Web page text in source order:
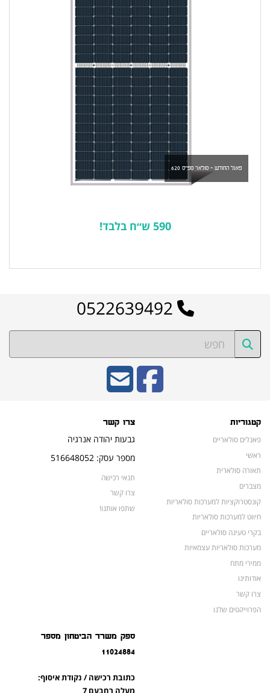
פאנל החודש - סולאר ספייס 620
590 ש״ח בלבד!
קטגוריות
פאנלים סולאריים
ראשי
תאורה סולארית
מצברים
קונסטרוקציות למערכות סולאריות
חיווט למערכות סולאריות
בקרי טעינה סולאריים
מערכות סולאריות עצמאיות
ממירי מתח
אודותינו
צרו קשר
הפרוייקטים שלנו
צרו קשר
גבעות יהודה אנרגיה
מספר עסק: 516648052
תנאי רכישה
צרו קשר
שתפו אותנו!
ספק משרד הביטחון מספר
11024884
כתובת רכישה / נקודת איסוף:
מעלה רחבעם 7